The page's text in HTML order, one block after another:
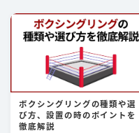
ONE
BreakingDown
トレーニング
ボクシングリングの種類や選
び方、設置の時のポイントを
徹底解説